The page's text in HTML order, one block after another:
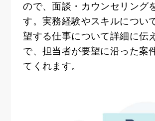
ので、面談・カウンセリング
す。実務経験やスキルについ
望する仕事について詳細に伝
で、担当者が要望に沿った案
てくれます。